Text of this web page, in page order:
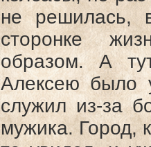
не решилась,
сторонке
образом. А
Алексею было
служил из-за
мужика. Город,